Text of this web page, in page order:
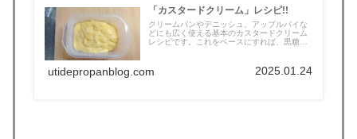
「カスタードクリーム」レシピ!!
クリームパンやデニッシュ、アップルパイな
どにも広く使える基本のカスタードクリーム
レシピです。これをベースにすれば、黒糖
utidepropanblog.com 2025.01.24